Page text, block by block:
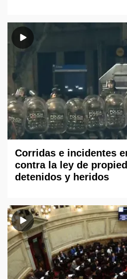
Corridas e incidentes
contra la ley de
detenidos y heridos